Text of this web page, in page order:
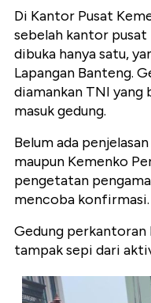
Di Kantor Pusat
sebelah kantor pusat
dibuka hanya satu,
Lapangan Banteng.
diamankan TNI yang
masuk gedung.
Belum ada
maupun Kemenko
pengetatan
mencoba konfirmasi.
Gedung perkantoran
tampak sepi dari